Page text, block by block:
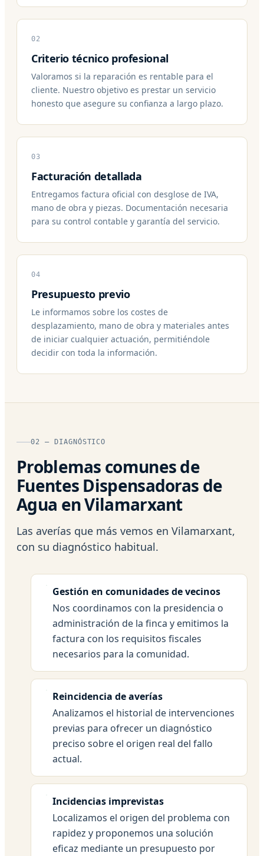
02
Criterio técnico profesional
Valoramos si la reparación es rentable para el
cliente. Nuestro objetivo es prestar un servicio
honesto que asegure su confianza a largo plazo.
03
Facturación detallada
Entregamos factura oficial con desglose de IVA,
mano de obra y piezas. Documentación necesaria
para su control contable y garantía del servicio.
04
Presupuesto previo
Le informamos sobre los costes de
desplazamiento, mano de obra y materiales antes
de iniciar cualquier actuación, permitiéndole
decidir con toda la información.
02 — DIAGNÓSTICO
Problemas comunes de
Fuentes Dispensadoras de
Agua en Vilamarxant
Las averías que más vemos en Vilamarxant,
con su diagnóstico habitual.
Gestión en comunidades de vecinos
Nos coordinamos con la presidencia o
administración de la finca y emitimos la
factura con los requisitos fiscales
necesarios para la comunidad.
Reincidencia de averías
Analizamos el historial de intervenciones
previas para ofrecer un diagnóstico
preciso sobre el origen real del fallo
actual.
Incidencias imprevistas
Localizamos el origen del problema con
rapidez y proponemos una solución
eficaz mediante un presupuesto por